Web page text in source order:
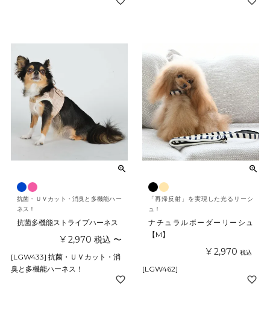
抗菌・ＵＶカット・消臭と多機能ハー
ネス！
抗菌多機能ストライプハーネス
¥ 2,970 税込 〜
[LGW433] 抗菌・ＵＶカット・消
臭と多機能ハーネス！
「再帰反射」を実現した光るリーシ
ュ！
ナチュラルボーダーリーシュ
【M】
¥ 2,970 税込
[LGW462]